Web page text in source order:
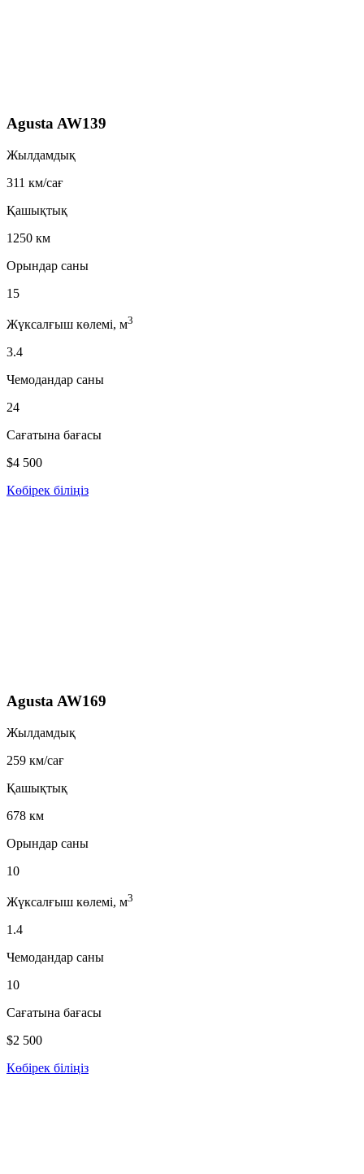
Agusta AW139
Жылдамдық
311 км/сағ
Қашықтық
1250 км
Орындар саны
15
Жүксалғыш көлемі, м3
3.4
Чемодандар саны
24
Сағатына бағасы
$4 500
Көбірек біліңіз
Agusta AW169
Жылдамдық
259 км/сағ
Қашықтық
678 км
Орындар саны
10
Жүксалғыш көлемі, м3
1.4
Чемодандар саны
10
Сағатына бағасы
$2 500
Көбірек біліңіз